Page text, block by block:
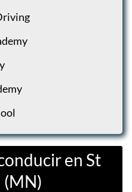
en St
(MN)